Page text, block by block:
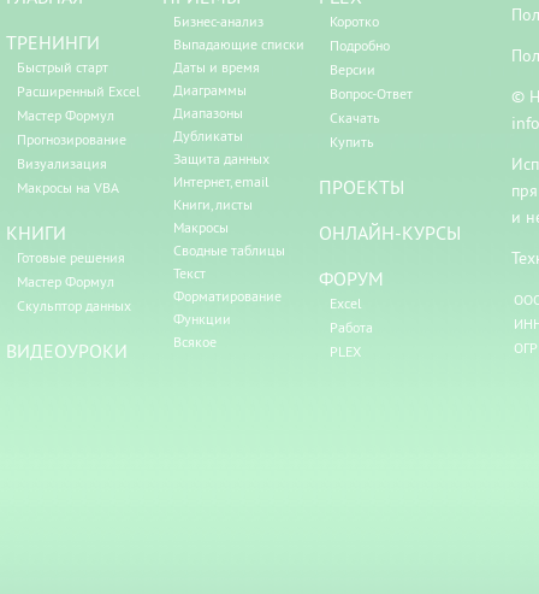
ТРЕНИНГИ
Быстрый старт
Расширенный Excel
Мастер Формул
Прогнозирование
Визуализация
Макросы на VBA
КНИГИ
Готовые решения
Мастер Формул
Скульптор данных
ВИДЕОУРОКИ
Бизнес-анализ
Выпадающие списки
Даты и время
Диаграммы
Диапазоны
Дубликаты
Защита данных
Интернет, email
Книги, листы
Макросы
Сводные таблицы
Текст
Форматирование
Функции
Всякое
Коротко
Подробно
Версии
Вопрос-Ответ
Скачать
Купить
ПРОЕКТЫ
ОНЛАЙН-КУРСЫ
ФОРУМ
Excel
Работа
PLEX
©
и